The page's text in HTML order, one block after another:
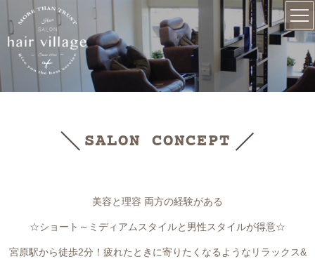
SALON CONCEPT
美容と理容 両方の経験がある
☆ショート～ミディアムスタイルと男性スタイルが得意☆
宮原駅から徒歩2分！疲れたときに寄りたくなるようなリラックス&